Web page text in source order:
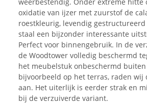
oxidatie van ijzer met zuurstof de
roestkleurig, levendig
staal een bijzonder interessante
Perfect voor binnengebruik. In de
de Woodtower volledig beschermd
het meubelstuk onbeschermd
bijvoorbeeld op het terras, raden wij
aan. Het uiterlijk is eerder strak en
bij de verzuiverde variant.